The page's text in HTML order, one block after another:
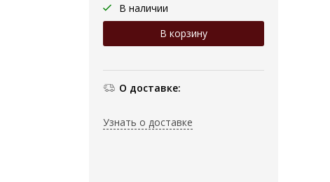
В наличии
О доставке:
Узнать о доставке